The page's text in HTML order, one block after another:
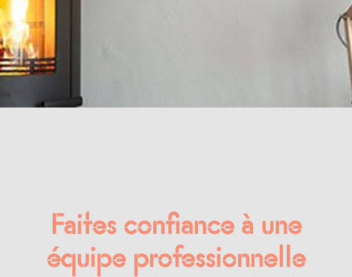
Faites confiance à une
équipe professionnelle